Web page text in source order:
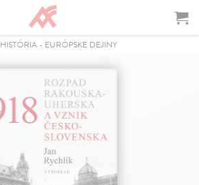
HISTÓRIA - EURÓPSKE DEJINY